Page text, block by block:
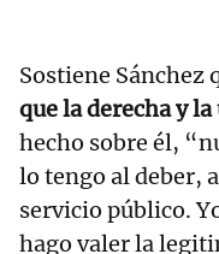
Sostiene Sánchez
que la derecha y
hecho sobre él,
lo tengo al deber,
servicio público.
hago valer la